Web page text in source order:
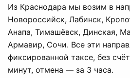
Из Краснодара мы возим в
Новороссийск, Лабинск,
Анапа, Тимашёвск, Динская,
Армавир, Сочи. Все эти
фиксированной таксе, без
минут, отмена — за 3 часа.